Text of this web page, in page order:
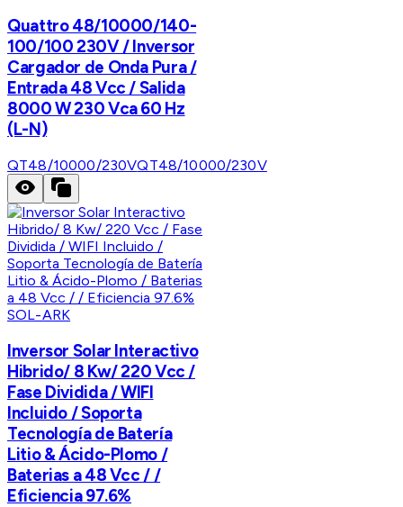
Quattro 48/10000/140-
100/100 230V / Inversor
Cargador de Onda Pura /
Entrada 48 Vcc / Salida
8000 W 230 Vca 60 Hz
(L-N)
QT48/10000/230VQT48/10000/230V
SOL-ARK
Inversor Solar Interactivo
Hibrido/ 8 Kw/ 220 Vcc /
Fase Dividida / WIFI
Incluido / Soporta
Tecnología de Batería
Litio & Ácido-Plomo /
Baterias a 48 Vcc / /
Eficiencia 97.6%